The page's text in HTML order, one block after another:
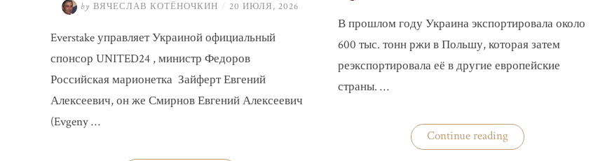
by ВЯЧЕСЛАВ КОТЁНОЧКИН / 20 ИЮЛЯ, 2026
Everstake управляет Украиной официальный
спонсор UNITED24 , министр Федоров
Российская марионетка Зайферт Евгений
Алексеевич, он же Смирнов Евгений Алексеевич
(Evgeny …
В прошлом году Украина экспортировала около
600 тыс. тонн ржи в Польшу, которая затем
реэкспортировала её в другие европейские
страны. …
Continue reading«Украина
практически